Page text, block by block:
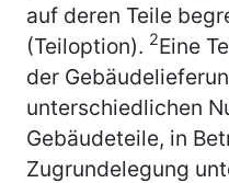
auf deren Teile
(Teiloption). 2Eine
der
unterschiedlichen
Gebäudeteile, in
Zugrundelegung